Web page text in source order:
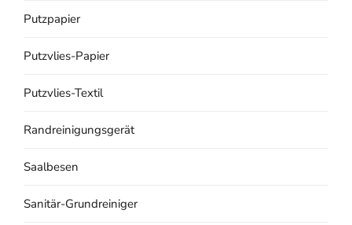
Putzpapier
Putzvlies-Papier
Putzvlies-Textil
Randreinigungsgerät
Saalbesen
Sanitär-Grundreiniger